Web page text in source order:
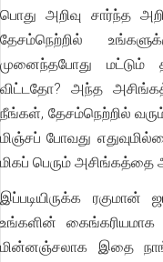
பொது அறிவு சார்ந்த
தேசம்நெற்றில்
முனைந்தபோது மட்டும்
விட்டதோ? அந்த
நீங்கள், தேசம்நெற்றில்
மிஞ்சப் போவது
மிகப் பெரும் அசிங்கத்தை
இப்படியிருக்க ரகுமான்
உங்களின் கைங்கரியமாக
மின்னஞ்சலாக இதை